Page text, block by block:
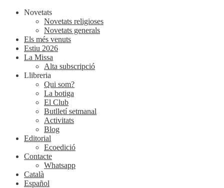
Novetats
Novetats religioses
Novetats generals
Els més venuts
Estiu 2026
La Missa
Alta subscripció
Llibreria
Qui som?
La botiga
El Club
Butlletí setmanal
Activitats
Blog
Editorial
Ecoedició
Contacte
Whatsapp
Català
Español